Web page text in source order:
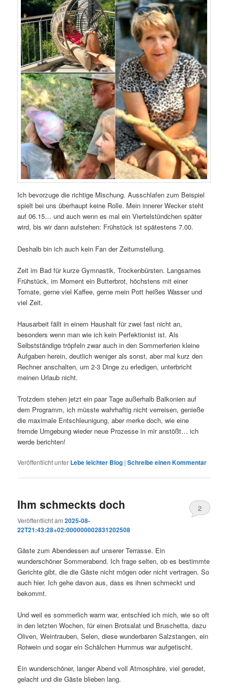
Ich bevorzuge die richtige Mischung. Ausschlafen zum Beispiel
spielt bei uns überhaupt keine Rolle. Mein innerer Wecker steht
auf 06.15… und auch wenn es mal ein Viertelstündchen später
wird, bis wir dann aufstehen: Frühstück ist spätestens 7.00.
Deshalb bin ich auch kein Fan der Zeitumstellung.
Zeit im Bad für kurze Gymnastik, Trockenbürsten. Langsames
Frühstück, im Moment ein Butterbrot, höchstens mit einer
Tomate, gerne viel Kaffee, gerne mein Pott heißes Wasser und
viel Zeit.
Hausarbeit fällt in einem Haushalt für zwei fast nicht an,
besonders wenn man wie ich kein Perfektionist ist. Als
Selbstständige tröpfeln zwar auch in den Sommerferien kleine
Aufgaben herein, deutlich weniger als sonst, aber mal kurz den
Rechner anschalten, um 2-3 Dinge zu erledigen, unterbricht
meinen Urlaub nicht.
Trotzdem stehen jetzt ein paar Tage außerhalb Balkonien auf
dem Programm, ich müsste wahrhaftig nicht verreisen, genieße
die maximale Entschleunigung, aber merke doch, wie eine
fremde Umgebung wieder neue Prozesse in mir anstößt… ich
werde berichten!
Veröffentlicht unter Lebe leichter Blog |Schreibe einen Kommentar
Ihm schmeckts doch
Veröffentlicht am2025-08-
22T21:43:28+02:000000002831202508
2
Gäste zum Abendessen auf unserer Terrasse. Ein
wunderschöner Sommerabend. Ich frage selten, ob es bestimmte
Gerichte gibt, die die Gäste nicht mögen oder nicht vertragen. So
auch hier. Ich gehe davon aus, dass es ihnen schmeckt und
bekommt.
Und weil es sommerlich warm war, entschied ich mich, wie so oft
in den letzten Wochen, für einen Brotsalat und Bruschetta, dazu
Oliven, Weintrauben, Selen, diese wunderbaren Salzstangen, ein
Rotwein und sogar ein Schälchen Hummus war aufgetischt.
Ein wunderschöner, langer Abend voll Atmosphäre, viel geredet,
gelacht und die Gäste blieben lang.